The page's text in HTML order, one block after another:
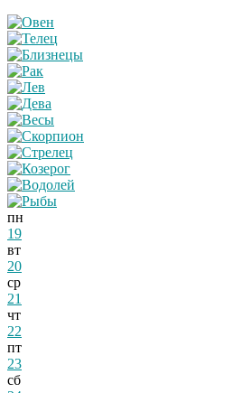
пн
19
вт
20
ср
21
чт
22
пт
23
сб